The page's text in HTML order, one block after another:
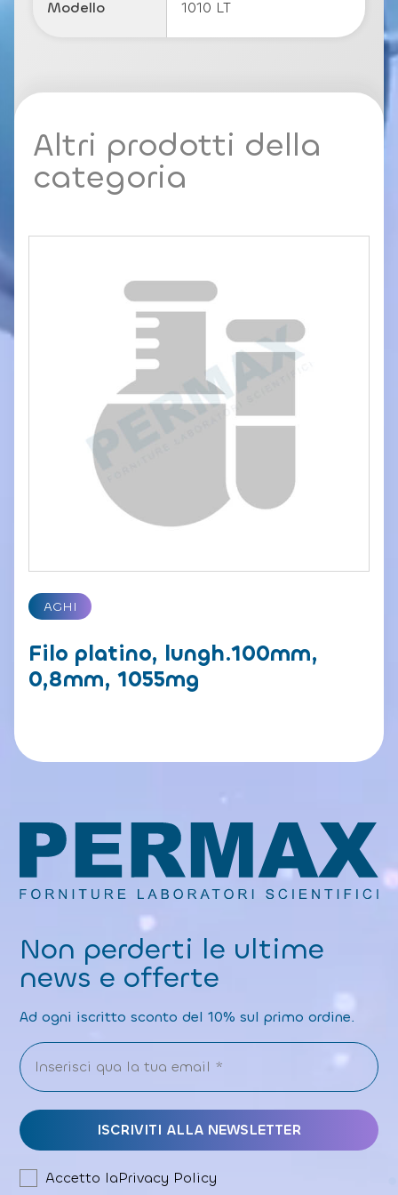
Modello 1010 LT
Altri prodotti della
categoria
AGHI
Filo platino, lungh.100mm,
0,8mm, 1055mg
Non perderti le ultime
news e offerte
Ad ogni iscritto sconto del 10% sul primo ordine.
Accetto laPrivacy Policy